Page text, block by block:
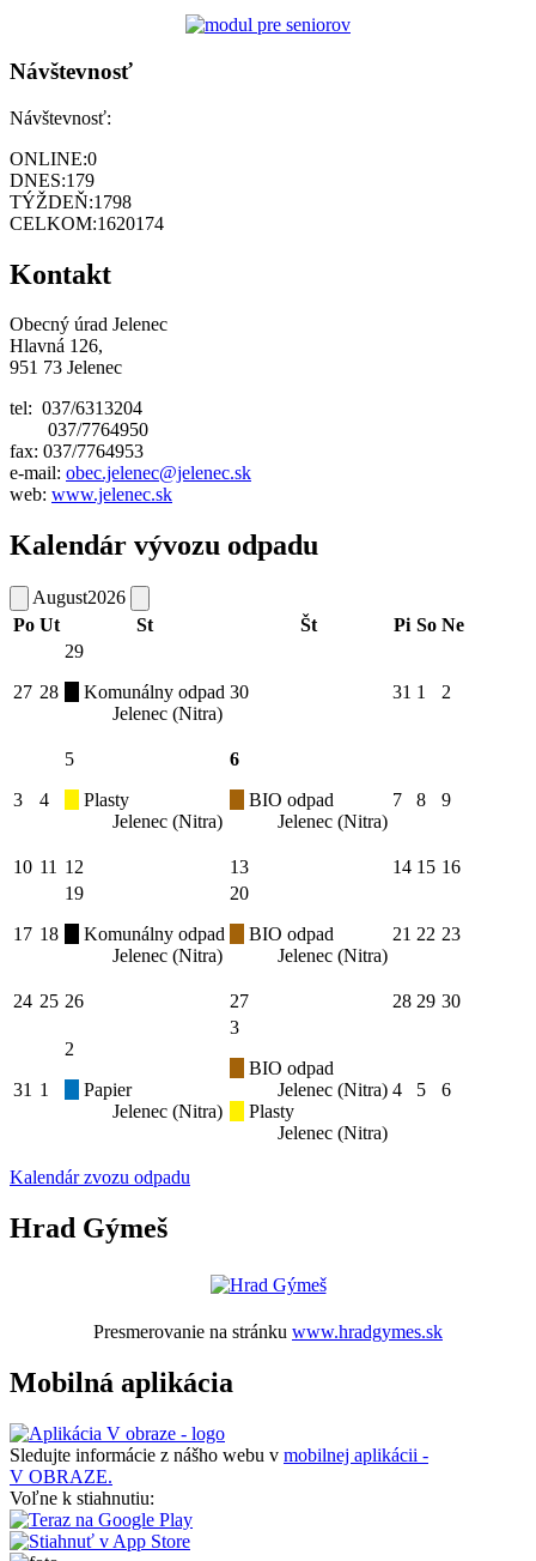
Návštevnosť
Návštevnosť:
ONLINE:0
DNES:179
TÝŽDEŇ:1798
CELKOM:1620174
Kontakt
Obecný úrad Jelenec
Hlavná 126,
951 73 Jelenec
tel: 037/6313204
037/7764950
fax: 037/7764953
e-mail: obec.jelenec@jelenec.sk
web: www.jelenec.sk
Kalendár vývozu odpadu
August2026
Po Ut St Št Pi So Ne
27 28
29
Komunálny odpad
Jelenec (Nitra)
30 31 1 2
3 4
5
Plasty
Jelenec (Nitra)
6
BIO odpad
Jelenec (Nitra)
7 8 9
10 11 12 13 14 15 16
17 18
19
Komunálny odpad
Jelenec (Nitra)
20
BIO odpad
Jelenec (Nitra)
21 22 23
24 25 26 27 28 29 30
31 1
2
Papier
Jelenec (Nitra)
3
BIO odpad
Jelenec (Nitra)
Plasty
Jelenec (Nitra)
4 5 6
Kalendár zvozu odpadu
Hrad Gýmeš
Presmerovanie na stránku www.hradgymes.sk
Mobilná aplikácia
Sledujte informácie z nášho webu v mobilnej aplikácii -
V OBRAZE.
Voľne k stiahnutiu: